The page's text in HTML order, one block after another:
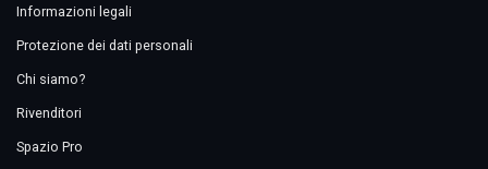
Informazioni legali
Protezione dei dati personali
Chi siamo?
Rivenditori
Spazio Pro